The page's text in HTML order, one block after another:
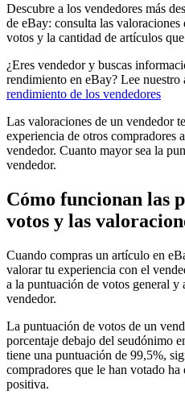
Descubre a los vendedores más
de eBay: consulta las
votos y la cantidad de artículos
¿Eres vendedor y buscas
rendimiento en eBay? Lee nuestro
rendimiento de los vendedores
Las valoraciones de un vendedor
experiencia de otros compradores
vendedor. Cuanto mayor sea la
vendedor.
Cómo funcionan las
votos y las
Cuando compras un artículo en
valorar tu experiencia con el
a la puntuación de votos general y
vendedor.
La puntuación de votos de un
porcentaje debajo del seudónimo
tiene una puntuación de 99,5%,
compradores que le han votado
positiva.